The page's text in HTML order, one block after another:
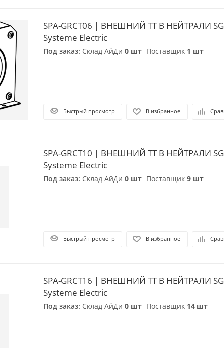
SPA-GRCT06 | ВНЕШНИЙ ТТ В НЕЙТРАЛИ
Systeme Electric
Под заказ: Склад АйДи 0 шт Поставщик 1 шт
Быстрый просмотр В избранное
SPA-GRCT10 | ВНЕШНИЙ ТТ В НЕЙТРАЛИ
Systeme Electric
Под заказ: Склад АйДи 0 шт Поставщик 9 шт
Быстрый просмотр В избранное
SPA-GRCT16 | ВНЕШНИЙ ТТ В НЕЙТРАЛИ
Systeme Electric
Под заказ: Склад АйДи 0 шт Поставщик 14 шт